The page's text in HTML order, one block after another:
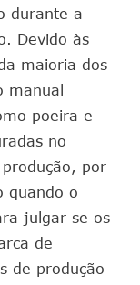
durante a
Devido às
maioria dos
manual
poeira e
no
por
quando o
julgar se os
de
de produção